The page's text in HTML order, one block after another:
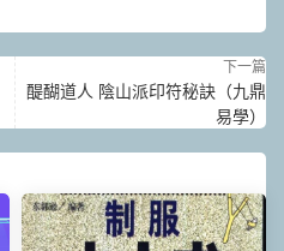
下一篇
醍醐道人 陰山派印符秘訣（九鼎
易學）